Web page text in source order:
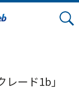
ード1b」